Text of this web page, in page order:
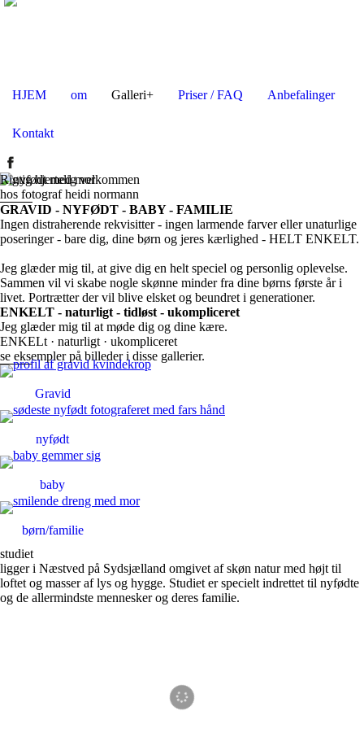
HJEM om Galleri+ Priser / FAQ Anbefalinger
Kontakt
Rigtig hjertelig velkommen
hos fotograf heidi normann
GRAVID - NYFØDT - BABY - FAMILIE
Ingen distraherende rekvisitter - ingen larmende farver eller unaturlige
poseringer - bare dig, dine børn og jeres kærlighed - HELT ENKELT.
Jeg glæder mig til, at give dig en helt speciel og personlig oplevelse.
Sammen vil vi skabe nogle skønne minder fra dine børns første år i
livet. Portrætter der vil blive elsket og beundret i generationer.
ENKELT - naturligt - tidløst - ukompliceret
Jeg glæder mig til at møde dig og dine kære.
ENKELt · naturligt · ukompliceret
se eksempler på billeder i disse gallerier.
Gravid
nyfødt
baby
børn/familie
studiet
ligger i Næstved på Sydsjælland omgivet af skøn natur med højt til
loftet og masser af lys og hygge. Studiet er specielt indrettet til nyfødte
og de allermindste mennesker og deres familie.